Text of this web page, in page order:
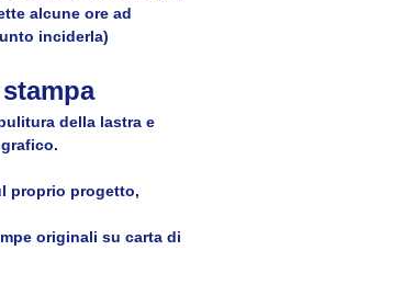
alcune ore ad
inciderla)
della lastra e
proprio progetto,
originali su carta di